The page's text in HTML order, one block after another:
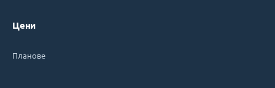
Цени
Планове